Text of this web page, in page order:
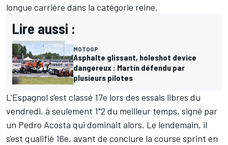
longue carrière dans la catégorie reine.
Lire aussi :
MOTOGP
Asphalte glissant, holeshot device
dangereux : Martín défendu par
plusieurs pilotes
L'Espagnol s'est classé 17e lors des essais libres du
vendredi, à seulement 1"2 du meilleur temps, signé par
un Pedro Acosta qui dominait alors. Le lendemain, il
s'est qualifié 16e, avant de conclure la course sprint en